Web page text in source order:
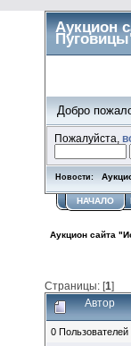
Аукцион
Добро
Пожалуйста,
Новости:
НАЧАЛО
Аукцион сайта
Страницы: [1]
Автор
0 Пользователей